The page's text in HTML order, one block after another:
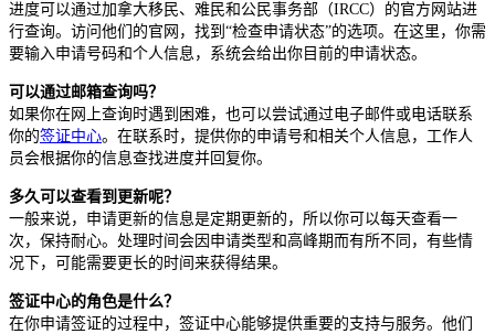
进度可以通过加拿大移民、难民和公民事务部（IRCC）的官方网站进
行查询。访问他们的官网，找到“检查申请状态”的选项。在这里，你需
要输入申请号码和个人信息，系统会给出你目前的申请状态。
可以通过邮箱查询吗？
如果你在网上查询时遇到困难，也可以尝试通过电子邮件或电话联系
你的签证中心。在联系时，提供你的申请号和相关个人信息，工作人
员会根据你的信息查找进度并回复你。
多久可以查看到更新呢？
一般来说，申请更新的信息是定期更新的，所以你可以每天查看一
次，保持耐心。处理时间会因申请类型和高峰期而有所不同，有些情
况下，可能需要更长的时间来获得结果。
签证中心的角色是什么？
在你申请签证的过程中，签证中心能够提供重要的支持与服务。他们